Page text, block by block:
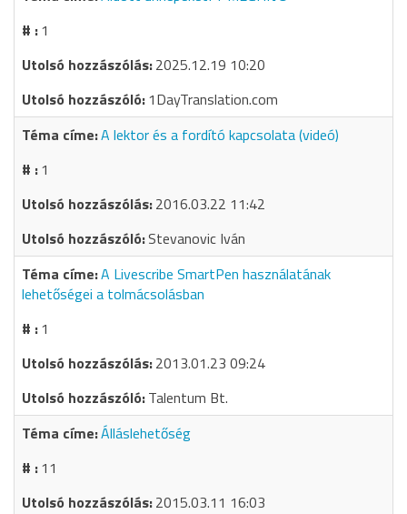
1
2025.12.19 10:20
1DayTranslation.com
A lektor és a fordító kapcsolata (videó)
1
2016.03.22 11:42
Stevanovic Iván
A Livescribe SmartPen használatának
lehetőségei a tolmácsolásban
1
2013.01.23 09:24
Talentum Bt.
Álláslehetőség
11
2015.03.11 16:03